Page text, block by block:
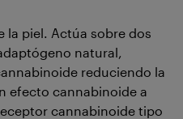
la piel. Actúa sobre dos
natural,
reduciendo la
efecto cannabinoide a
cannabinoide tipo